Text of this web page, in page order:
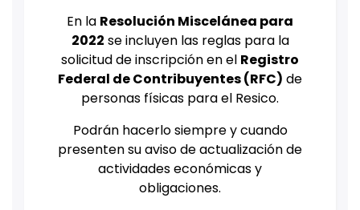
En la Resolución Miscelánea para
2022 se incluyen las reglas para la
solicitud de inscripción en el Registro
Federal de Contribuyentes (RFC) de
personas físicas para el Resico.
Podrán hacerlo siempre y cuando
presenten su aviso de actualización de
actividades económicas y
obligaciones.